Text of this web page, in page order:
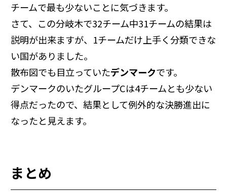
チームで最も少ないことに気づきます。
さて、この分岐木で32チーム中31チームの結果は
説明が出来ますが、1チームだけ上手く分類できな
い国がありました。
散布図でも目立っていたデンマークです。
デンマークのいたグループCは4チームとも少ない
得点だったので、結果として例外的な決勝進出に
なったと見えます。
まとめ